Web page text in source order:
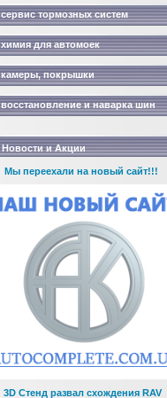
сервис тормозных систем
химия для автомоек
камеры, покрышки
восстановление и наварка шин
Новости и Акции
Мы переехали на новый сайт!!!
3D Стенд развал схождения RAV